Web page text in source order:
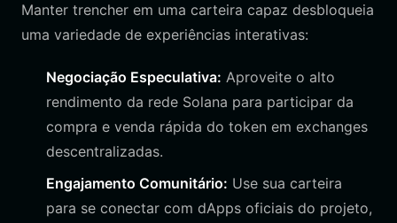
Manter trencher em uma carteira capaz desbloqueia
uma variedade de experiências interativas:
Negociação Especulativa: Aproveite o alto
rendimento da rede Solana para participar da
compra e venda rápida do token em exchanges
descentralizadas.
Engajamento Comunitário: Use sua carteira
para se conectar com dApps oficiais do projeto,